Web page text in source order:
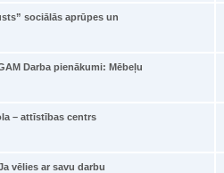
sociālās aprūpes un
Darba pienākumi: Mēbeļu
– attīstības centrs
vēlies ar savu darbu